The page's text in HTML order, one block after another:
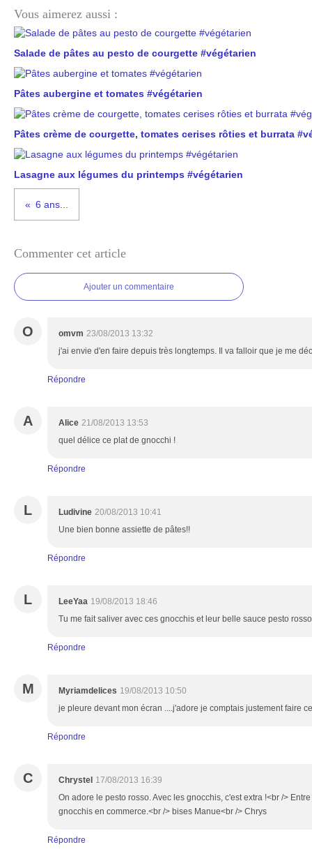
Vous aimerez aussi :
Salade de pâtes au pesto de courgette #végétarien
Pâtes aubergine et tomates #végétarien
Pâtes crème de courgette, tomates cerises rôties et burrata
Lasagne aux légumes du printemps #végétarien
6 ans...
Commenter cet article
Ajouter un commentaire
O omvm 23/08/2013 13:32
j'ai envie d'en faire depuis très longtemps. Il va falloir que je me
Répondre
A Alice 21/08/2013 13:53
quel délice ce plat de gnocchi !
Répondre
L Ludivine 20/08/2013 10:41
Une bien bonne assiette de pâtes!!
Répondre
L LeeYaa 19/08/2013 18:46
Tu me fait saliver avec ces gnocchis et leur belle sauce pesto
Répondre
M Myriamdelices 19/08/2013 10:50
je pleure devant mon écran ....j'adore je comptais justement faire
Répondre
C Chrystel 17/08/2013 16:39
On adore le pesto rosso. Avec les gnocchis, c'est extra !<br />
gnocchis en commerce.<br /> bises Manue<br /> Chrys
Répondre